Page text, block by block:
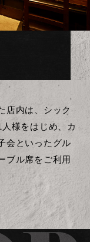
店内は、シック
様をはじめ、カ
会といったグル
ブル席をご利用